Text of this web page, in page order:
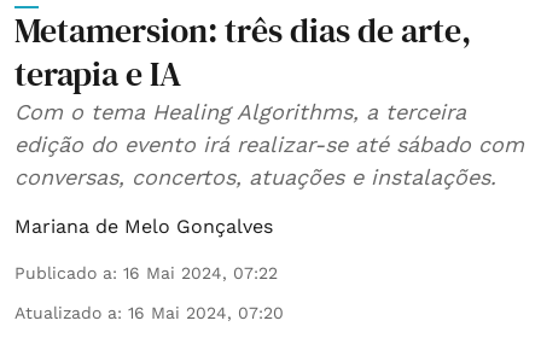
Metamersion: três dias de arte,
terapia e IA
Com o tema Healing Algorithms, a terceira
edição do evento irá realizar-se até sábado com
conversas, concertos, atuações e instalações.
Mariana de Melo Gonçalves
Publicado a: 16 Mai 2024, 07:22
Atualizado a: 16 Mai 2024, 07:20